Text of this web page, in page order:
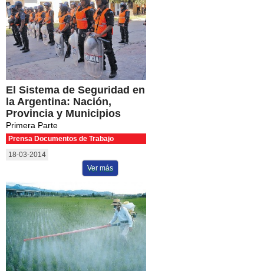
El Sistema de Seguridad en
la Argentina: Nación,
Provincia y Municipios
Primera Parte
Prensa Documentos de Trabajo
18-03-2014
Ver más